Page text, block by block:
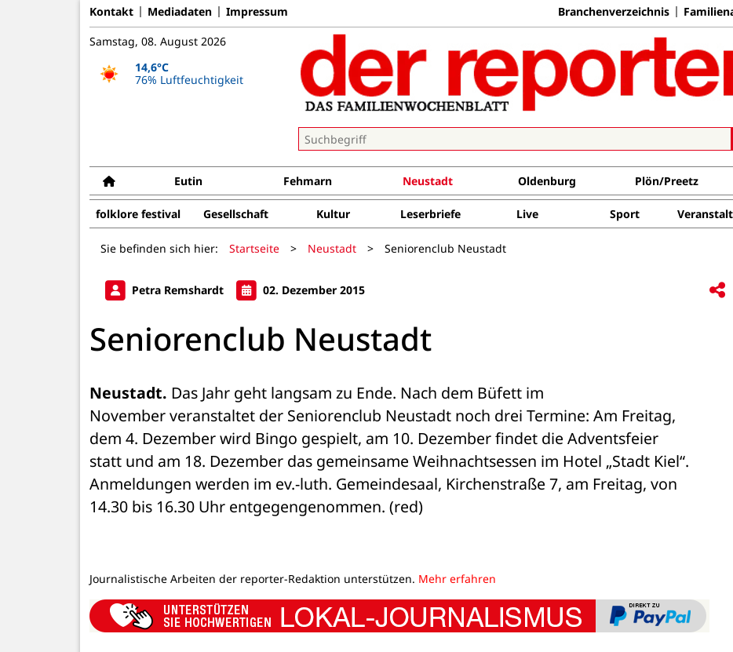
Kontakt Mediadaten Impressum Branchenverzeichnis
Samstag, 08. August 2026
14,6°C
76% Luftfeuchtigkeit
Eutin Fehmarn Neustadt Oldenburg Plön/Preetz
folklore festival Gesellschaft Kultur Leserbriefe Live Sport
Sie befinden sich hier: Startseite > Neustadt > Seniorenclub Neustadt
Petra Remshardt 02. Dezember 2015
Seniorenclub Neustadt
Neustadt. Das Jahr geht langsam zu Ende. Nach dem Büfett im
November veranstaltet der Seniorenclub Neustadt noch drei Termine: Am Freitag,
dem 4. Dezember wird Bingo gespielt, am 10. Dezember findet die Adventsfeier
statt und am 18. Dezember das gemeinsame Weihnachtsessen im Hotel „Stadt Kiel“.
Anmeldungen werden im ev.-luth. Gemeindesaal, Kirchenstraße 7, am Freitag, von
14.30 bis 16.30 Uhr entgegengenommen. (red)
Journalistische Arbeiten der reporter-Redaktion unterstützen. Mehr erfahren